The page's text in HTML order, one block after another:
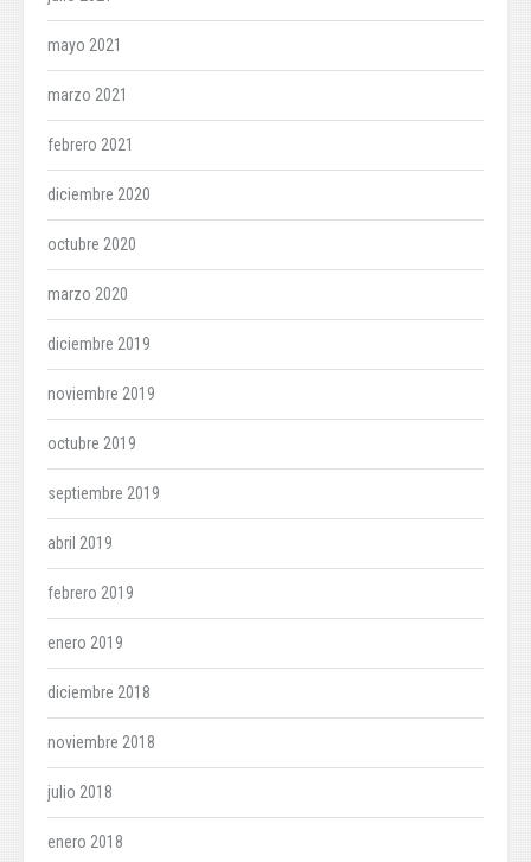
mayo 2021
marzo 2021
febrero 2021
diciembre 2020
octubre 2020
marzo 2020
diciembre 2019
noviembre 2019
octubre 2019
septiembre 2019
abril 2019
febrero 2019
enero 2019
diciembre 2018
noviembre 2018
julio 2018
enero 2018